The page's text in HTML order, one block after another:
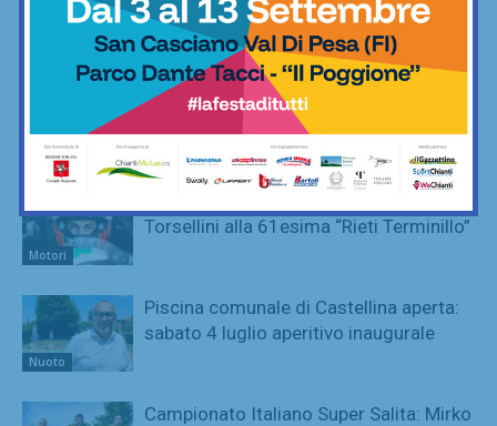
Rieti-Terminillo: terzo posto assoluto
per il pilota chiantigiano
Storie di
SportChianti
Quattro “eroici”, quattro vite: il racconto
de L’Eroica attraverso le storie
personali
Motori
Torsellini alla 61esima “Rieti Terminillo”
Nuoto
Piscina comunale di Castellina aperta:
sabato 4 luglio aperitivo inaugurale
Campionato Italiano Super Salita: Mirko